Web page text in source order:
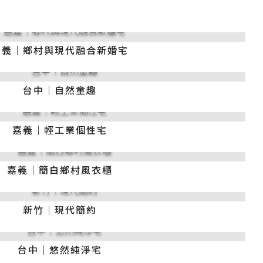
｜鄉村與現代融合新婚宅
台中｜自然童趣
嘉義｜輕工業個性宅
嘉義｜簡白鄉村風衣櫃
新竹｜現代簡約
台中｜悠然純淨宅